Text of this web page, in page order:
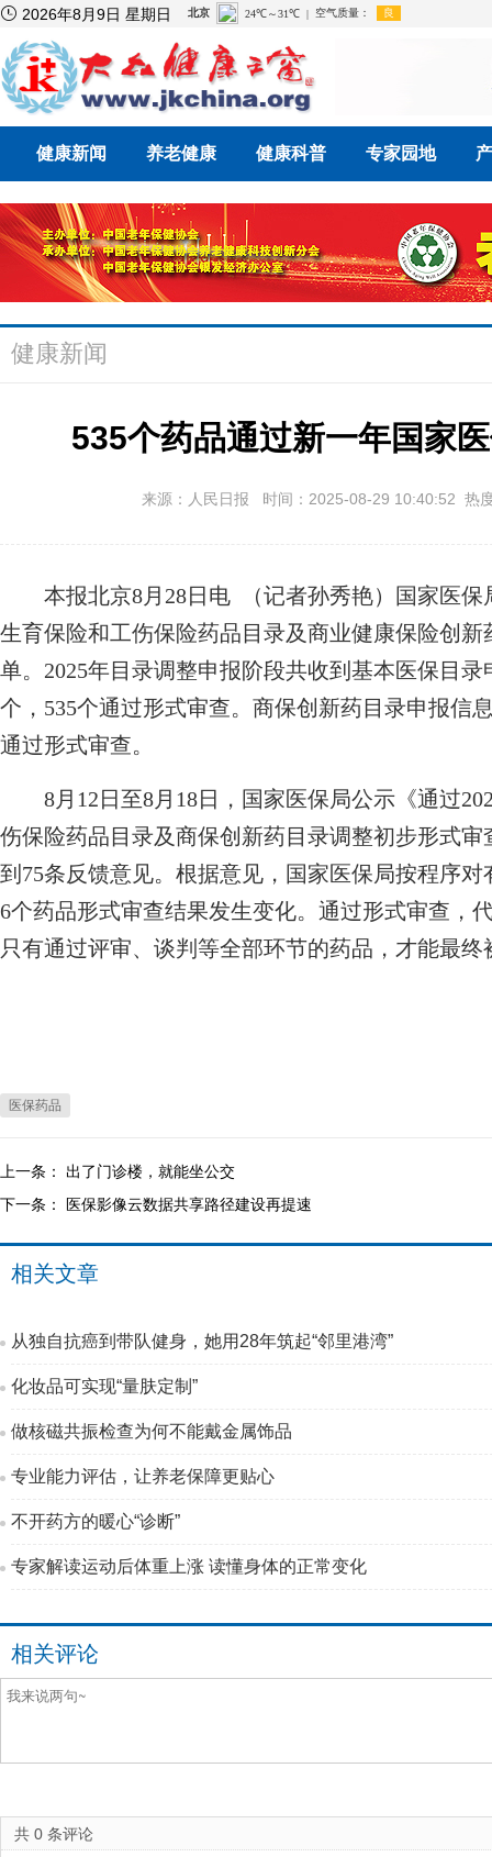
 2026年8月9日 星期日
健康新闻 养老健康 健康科普 专家园地
健康新闻
535个药品通过新一年国家
来源：人民日报 时间：2025-08-29 10:40:52 热
本报北京8月28日电 （记者孙秀艳）国家医保
生育保险和工伤保险药品目录及商业健康保险创
单。2025年目录调整申报阶段共收到基本医保目
个，535个通过形式审查。商保创新药目录申报信
通过形式审查。
8月12日至8月18日，国家医保局公示《通过
伤保险药品目录及商保创新药目录调整初步形式
到75条反馈意见。根据意见，国家医保局按程序
6个药品形式审查结果发生变化。通过形式审查，
只有通过评审、谈判等全部环节的药品，才能最终
医保药品
上一条： 出了门诊楼，就能坐公交
下一条：
医保影像云数据共享路径建设再提速
相关文章
从独自抗癌到带队健身，她用28年筑起“邻里港湾”
化妆品可实现“量肤定制”
做核磁共振检查为何不能戴金属饰品
专业能力评估，让养老保障更贴心
不开药方的暖心“诊断”
专家解读运动后体重上涨 读懂身体的正常变化
相关评论
共 0 条评论